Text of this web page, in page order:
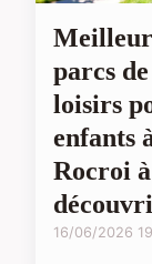
parcs de
loisirs
enfants
Rocroi à
16/06/2026